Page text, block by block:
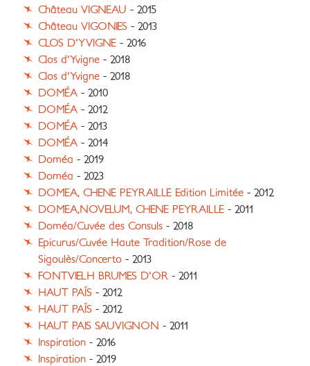
Château VIGNEAU - 2015
Château VIGONIES - 2013
CLOS D'YVIGNE - 2016
Clos d'Yvigne - 2018
Clos d'Yvigne - 2018
DOMÉA - 2010
DOMÉA - 2012
DOMÉA - 2013
DOMÉA - 2014
Doméa - 2019
Doméa - 2023
DOMEA, CHENE PEYRAILLE Edition Limitée - 2012
DOMEA,NOVELUM, CHENE PEYRAILLE - 2011
Doméa/Cuvée des Consuls - 2018
Epicurus/Cuvée Haute Tradition/Rose de
Sigoulès/Concerto - 2013
FONTVIELH BRUMES D'OR - 2011
HAUT PAÏS - 2012
HAUT PAÏS - 2012
HAUT PAIS SAUVIGNON - 2011
Inspiration - 2016
Inspiration - 2019